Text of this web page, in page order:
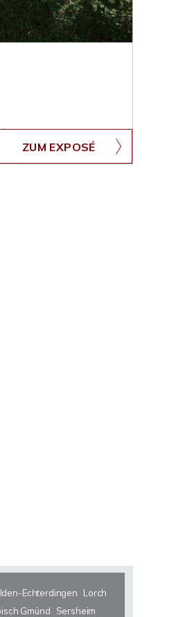
ZUM EXPOSÉ
Echterdingen
Lorch
Gmünd
Sersheim